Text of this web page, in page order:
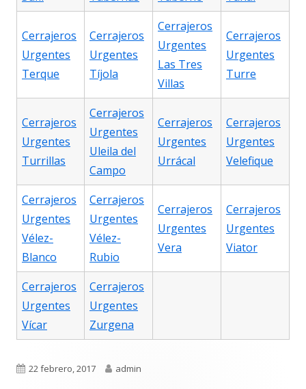
Cerrajeros
Urgentes
Terque
Cerrajeros
Urgentes
Tíjola
Cerrajeros
Urgentes
Las Tres
Villas
Cerrajeros
Urgentes
Turre
Cerrajeros
Urgentes
Turrillas
Cerrajeros
Urgentes
Uleila del
Campo
Cerrajeros
Urgentes
Urrácal
Cerrajeros
Urgentes
Velefique
Cerrajeros
Urgentes
Vélez-
Blanco
Cerrajeros
Urgentes
Vélez-
Rubio
Cerrajeros
Urgentes
Vera
Cerrajeros
Urgentes
Viator
Cerrajeros
Urgentes
Vícar
Cerrajeros
Urgentes
Zurgena
Publicado
22 febrero, 2017 Autor
admin